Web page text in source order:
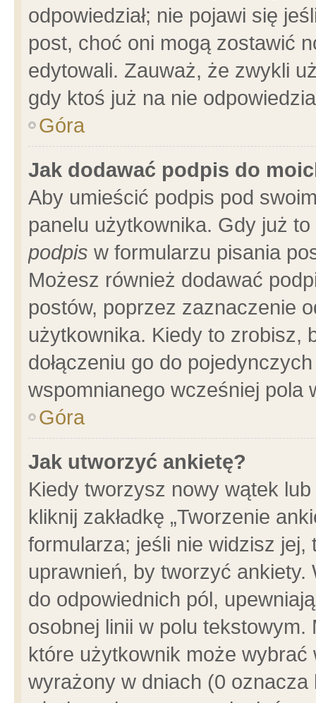
odpowiedział; nie pojawi się
post, choć oni mogą zostawić
edytowali. Zauważ, że zwykli
gdy ktoś już na nie
Góra
Jak dodawać podpis do
Aby umieścić podpis pod
panelu użytkownika. Gdy już
podpis w formularzu pisania
Możesz również dodawać
postów, poprzez zaznaczenie
użytkownika. Kiedy to zrobisz,
dołączeniu go do
wspomnianego wcześniej pola
Góra
Jak utworzyć ankietę?
Kiedy tworzysz nowy wątek
kliknij zakładkę „Tworzenie
formularza; jeśli nie widzisz
uprawnień, by tworzyć ankiety.
do odpowiednich pól,
osobnej linii w polu
które użytkownik może
wyrażony w dniach (0